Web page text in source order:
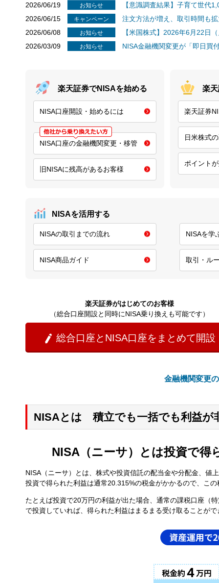
2026/06/19
お知らせ
【意識調査結果】子育て世代
2026/06/15
キャンペーン
注文方法が増え、取引時間も
2026/06/08
お知らせ
【米国株式】2026年6月22日
2026/03/09
お知らせ NISA金融機関変更が「即日買
楽天証券でNISAを始める
NISA口座開設・始めるには
NISA口座の金融機関変更・移管
旧NISAに残高があるお客様
楽
楽天証券
日米株式
ポイント
NISAを活用する
NISAの取引までの流れ NISAを学
NISA商品ガイド 取引・ル
楽天証券がはじめてのお客様
（総合口座開設と同時にNISA乗り換えも可能です）
 総合口座とNISA口座をまとめて開設
金融機関変更
NISAとは 積立でも一括でも利益が
NISA（ニーサ）とは投資で得
NISA（ニーサ）とは、株式や投資信託の配当金や分配金、値
投資で得られた利益は通常20.315%の税金がかかるので、こ
たとえば投資で20万円の利益が出た場合、通常の課税口座（
で投資していれば、得られた利益はまるまる受け取ることがで